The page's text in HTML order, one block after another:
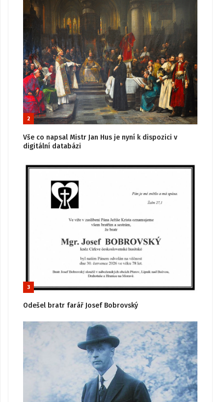
2
Vše co napsal Mistr Jan Hus je nyní k dispozici v
digitální databázi
3
Odešel bratr farář Josef Bobrovský